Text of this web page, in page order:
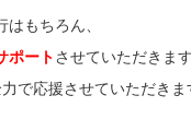
もちろん、
ポートさせていただきます
で応援させていただきま